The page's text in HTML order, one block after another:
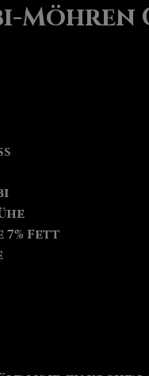
Möhren
7% Fett